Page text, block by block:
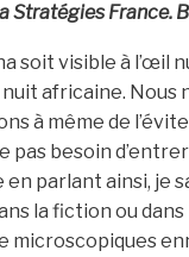
Stratégies France.
soit visible à l’œil
africaine.
à même de
pas besoin
parlant ainsi, je
la fiction ou dans